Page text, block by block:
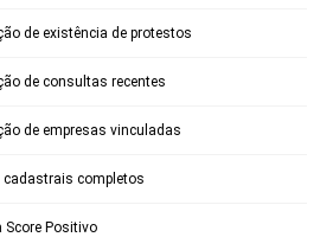
de existência de protestos
de consultas recentes
de empresas vinculadas
cadastrais completos
Score Positivo